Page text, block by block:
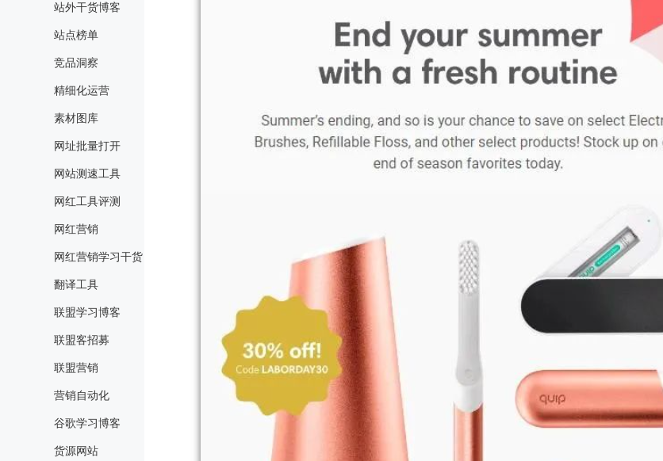
站外干货博客
站点榜单
竞品洞察
精细化运营
素材图库
网址批量打开
网站测速工具
网红工具评测
网红营销
网红营销学习干货
翻译工具
联盟学习博客
联盟客招募
联盟营销
营销自动化
谷歌学习博客
货源网站